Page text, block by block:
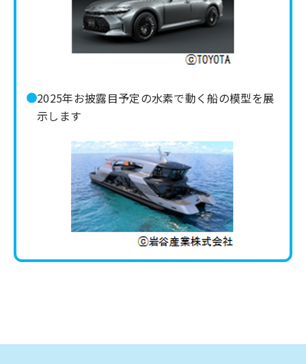
2025年お披露目予定の水素で動く船の模型を展
示します